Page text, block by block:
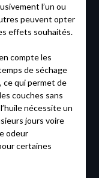
l’un ou
peuvent opter
effets souhaités.
compte les
de séchage
ce qui permet de
couches sans
nécessite un
jours voire
odeur
certaines